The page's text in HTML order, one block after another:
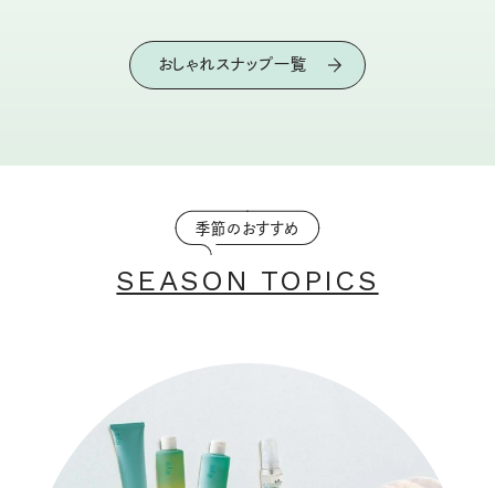
おしゃれスナップ一覧
季節のおすすめ
SEASON TOPICS